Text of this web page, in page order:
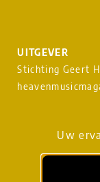
Uw
UITGEVER
Stichting Geert